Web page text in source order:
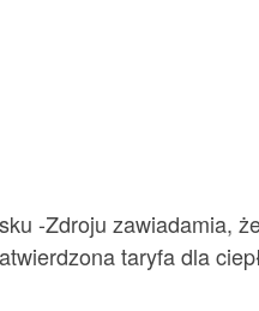
-Zdroju zawiadamia,
taryfa dla